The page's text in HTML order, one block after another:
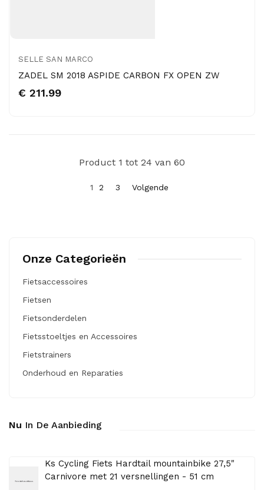
SELLE SAN MARCO
ZADEL SM 2018 ASPIDE CARBON FX OPEN ZW
€ 211.99
Product 1 tot 24 van 60
1 2 3 Volgende
Onze Categorieën
Fietsaccessoires
Fietsen
Fietsonderdelen
Fietsstoeltjes en Accessoires
Fietstrainers
Onderhoud en Reparaties
Nu In De Aanbieding
Ks Cycling Fiets Hardtail mountainbike 27,5"
Carnivore met 21 versnellingen - 51 cm